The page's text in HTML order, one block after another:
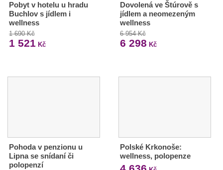
Pobyt v hotelu u hradu
Buchlov s jídlem i
wellness
1 690 Kč
1 521 Kč
Dovolená ve Štúrově s
jídlem a neomezeným
wellness
6 954 Kč
6 298 Kč
Pohoda v penzionu u
Lipna se snídaní či
polopenzí
Polské Krkonoše:
wellness, polopenze